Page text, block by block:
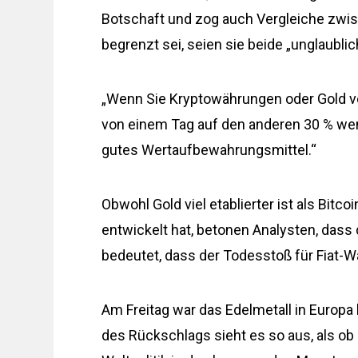
Botschaft und zog auch Vergleiche
begrenzt sei, seien sie beide
„Wenn Sie Kryptowährungen oder
von einem Tag auf den anderen 30 %
gutes Wertaufbewahrungsmittel.“
Obwohl Gold viel etablierter ist als
entwickelt hat, betonen Analysten,
bedeutet, dass der Todesstoß für Fiat-
Am Freitag war das Edelmetall in
des Rückschlags sieht es so aus, als